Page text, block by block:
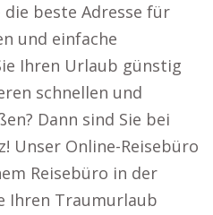
beste Adresse für
und einfache
Ihren Urlaub günstig
schnellen und
Dann sind Sie bei
Unser Online-Reisebüro
Reisebüro in der
Ihren Traumurlaub